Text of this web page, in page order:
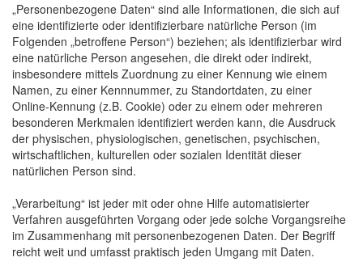
„Personenbezogene Daten“ sind alle Informationen, die sich auf
eine identifizierte oder identifizierbare natürliche Person (im
Folgenden „betroffene Person“) beziehen; als identifizierbar wird
eine natürliche Person angesehen, die direkt oder indirekt,
insbesondere mittels Zuordnung zu einer Kennung wie einem
Namen, zu einer Kennnummer, zu Standortdaten, zu einer
Online-Kennung (z.B. Cookie) oder zu einem oder mehreren
besonderen Merkmalen identifiziert werden kann, die Ausdruck
der physischen, physiologischen, genetischen, psychischen,
wirtschaftlichen, kulturellen oder sozialen Identität dieser
natürlichen Person sind.
„Verarbeitung“ ist jeder mit oder ohne Hilfe automatisierter
Verfahren ausgeführten Vorgang oder jede solche Vorgangsreihe
im Zusammenhang mit personenbezogenen Daten. Der Begriff
reicht weit und umfasst praktisch jeden Umgang mit Daten.